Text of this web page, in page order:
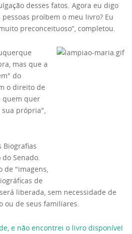
desses fatos. Agora eu digo
proíbem o meu livro? Eu
preconceituoso”, completou.
mas que a
do
o direito de
quem quer
sua própria",
Biografias
Senado.
de "imagens,
de
liberada, sem necessidade de
ou de seus familiares.
e não encontrei o livro disponível